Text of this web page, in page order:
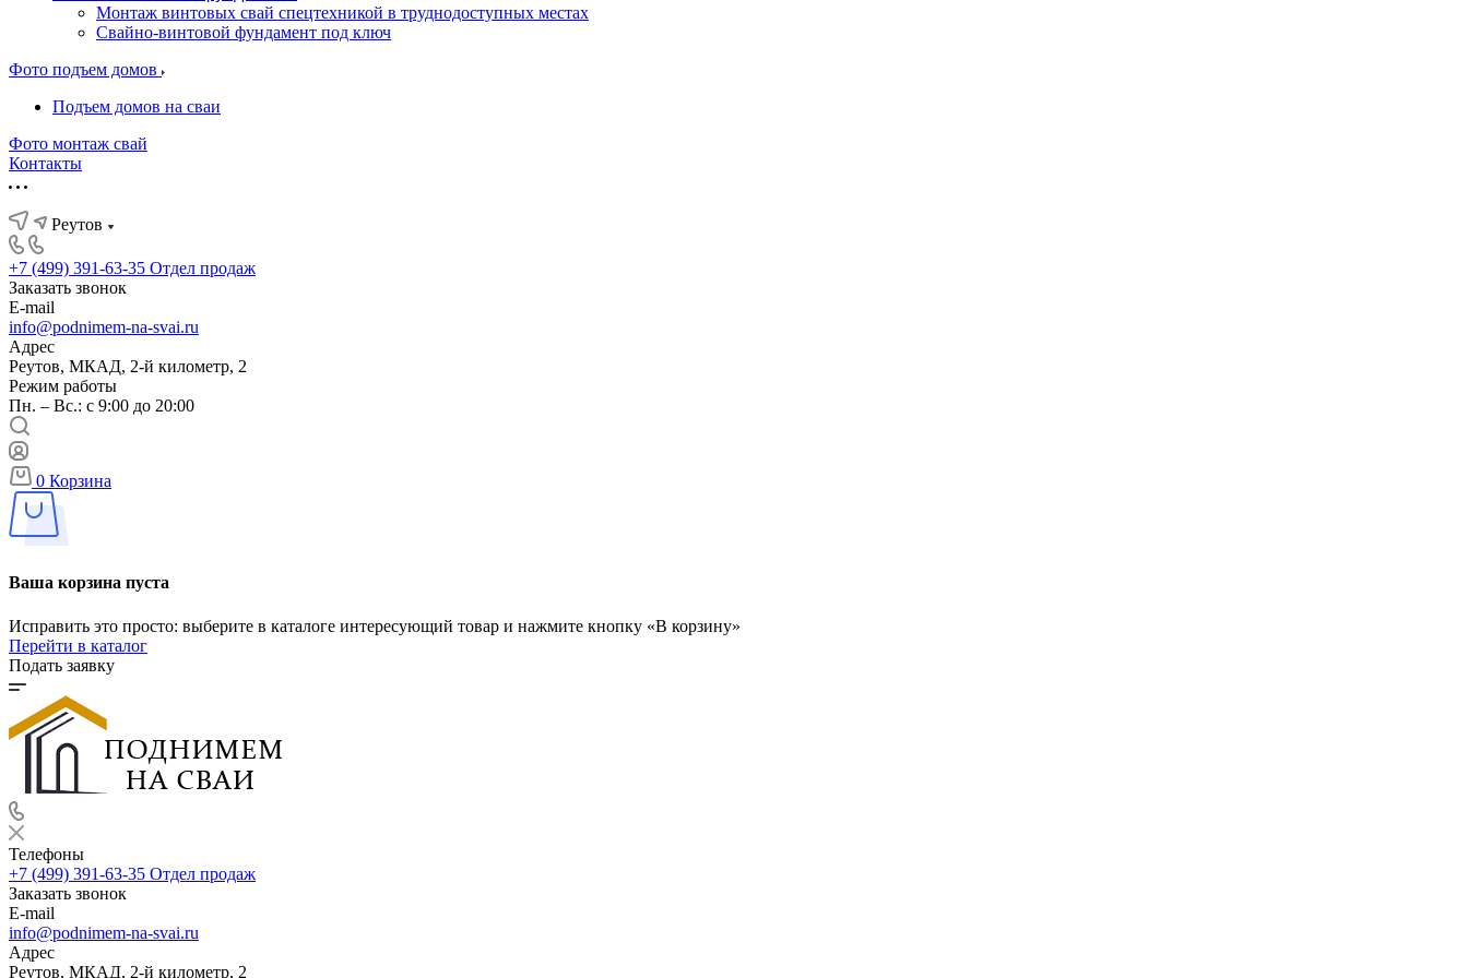
Монтаж винтовых свай спецтехникой в труднодоступных местах
Свайно-винтовой фундамент под ключ
Фото подъем домов
Подъем домов на сваи
Фото монтаж свай
Контакты
Реутов
+7 (499) 391-63-35 Отдел продаж
Заказать звонок
E-mail
info@podnimem-na-svai.ru
Адрес
Реутов, МКАД, 2-й километр, 2
Режим работы
Пн. – Вс.: с 9:00 до 20:00
0 Корзина
Ваша корзина пуста
Исправить это просто: выберите в каталоге интересующий товар и нажмите кнопку «В корзину»
Перейти в каталог
Подать заявку
Телефоны
+7 (499) 391-63-35 Отдел продаж
Заказать звонок
E-mail
info@podnimem-na-svai.ru
Адрес
Реутов, МКАД, 2-й километр, 2